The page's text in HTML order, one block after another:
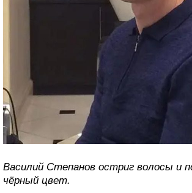
Василий Степанов остриг волосы и
чёрный цвет.